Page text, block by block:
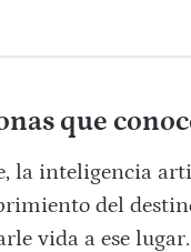
que
la inteligencia
del
vida a ese lugar.